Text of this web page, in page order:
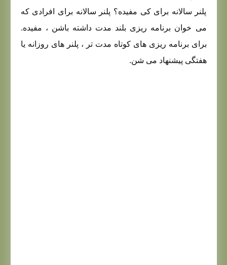
پلنر سالانه برای کی مفیده؟ پلنر سالانه برای افرادی که
می خوان برنامه ریزی بلند مدت داشته باشن ، مفیده.
برای برنامه ریزی های کوتاه مدت تر ، پلنر های روزانه یا
هفتگی پیشنهاد می شن.